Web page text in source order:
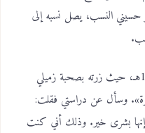
حسيني النسب، يصل نسبه إلى
صحبته منذ أول دراستي الجامعية سنة 1395هـ، حيث زرته بصحبة زميلي
وسأل عن دراستي فقلت:
إنها بشرى خير. وذلك أني كنت